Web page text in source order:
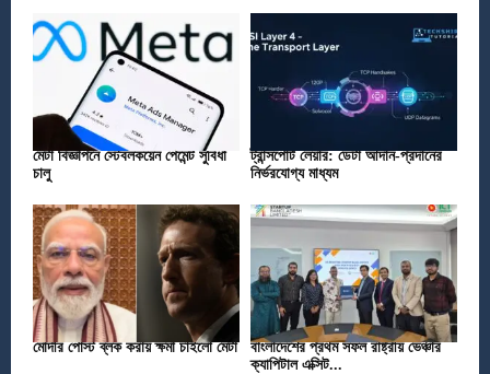
মেটা বিজ্ঞাপনে স্টেবলকয়েন পেমেন্ট সুবিধা
চালু
ট্রান্সপোর্ট লেয়ার: ডেটা আদান-প্রদানের
নির্ভরযোগ্য মাধ্যম
মোদীর পোস্ট ব্লক করায় ক্ষমা চাইলো মেটা
বাংলাদেশের প্রথম সফল রাষ্ট্রীয় ভেঞ্চার
ক্যাপিটাল এক্সিট...